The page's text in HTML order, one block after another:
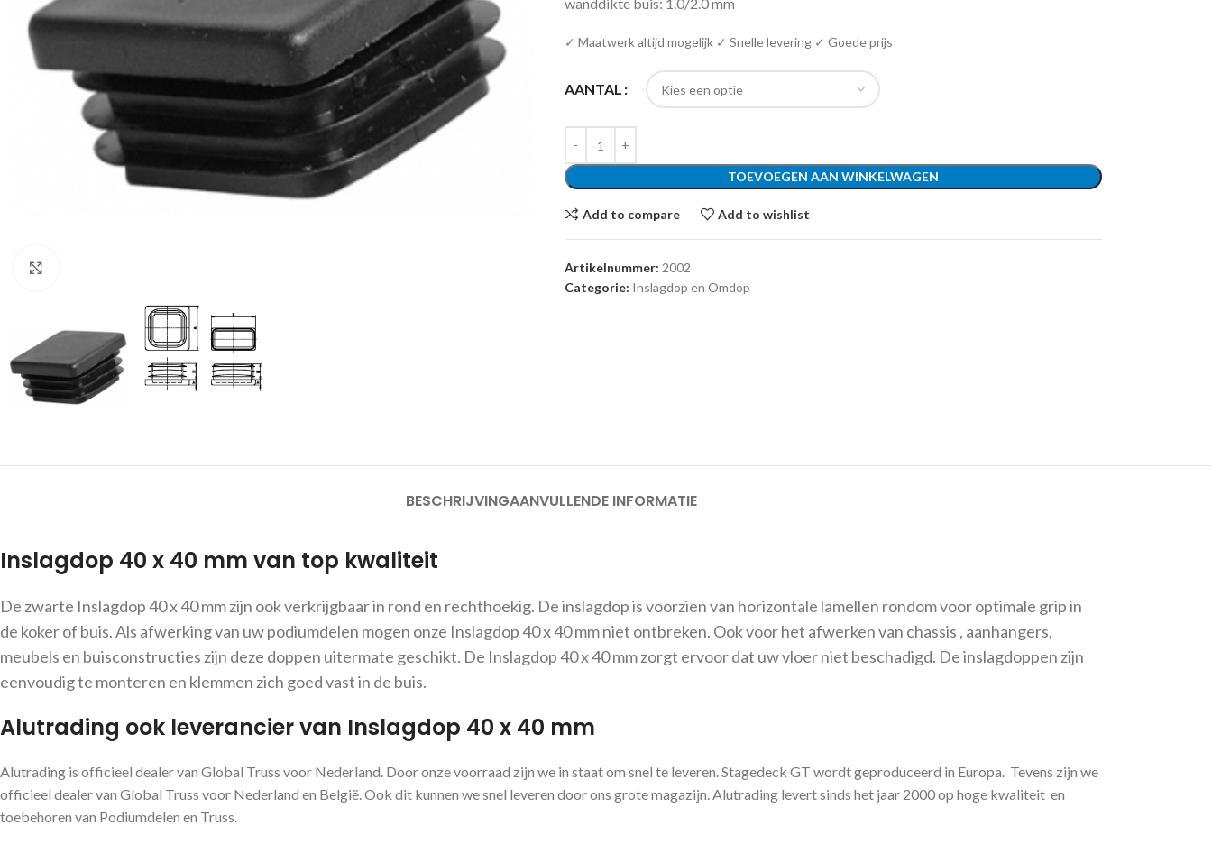
✓ Maatwerk altijd mogelijk ✓ Snelle levering ✓ Goede prijs
AANTAL
TOEVOEGEN AAN WINKELWAGEN
Add to compare Add to wishlist
Artikelnummer: 2002
Categorie: Inslagdop en Omdop
BESCHRIJVINGAANVULLENDE INFORMATIE
Inslagdop 40 x 40 mm van top kwaliteit
De zwarte Inslagdop 40 x 40 mm zijn ook verkrijgbaar in rond en rechthoekig. De inslagdop is voorzien van horizontale lamellen rondom voor optimale grip in
de koker of buis. Als afwerking van uw podiumdelen mogen onze Inslagdop 40 x 40 mm niet ontbreken. Ook voor het afwerken van chassis , aanhangers,
meubels en buisconstructies zijn deze doppen uitermate geschikt. De Inslagdop 40 x 40 mm zorgt ervoor dat uw vloer niet beschadigd. De inslagdoppen zijn
eenvoudig te monteren en klemmen zich goed vast in de buis.
Alutrading ook leverancier van Inslagdop 40 x 40 mm
Alutrading is officieel dealer van Global Truss voor Nederland. Door onze voorraad zijn we in staat om snel te leveren. Stagedeck GT wordt geproduceerd in Europa. Tevens zijn we
officieel dealer van Global Truss voor Nederland en België. Ook dit kunnen we snel leveren door ons grote magazijn. Alutrading levert sinds het jaar 2000 op hoge kwaliteit en
toebehoren van Podiumdelen en Truss.